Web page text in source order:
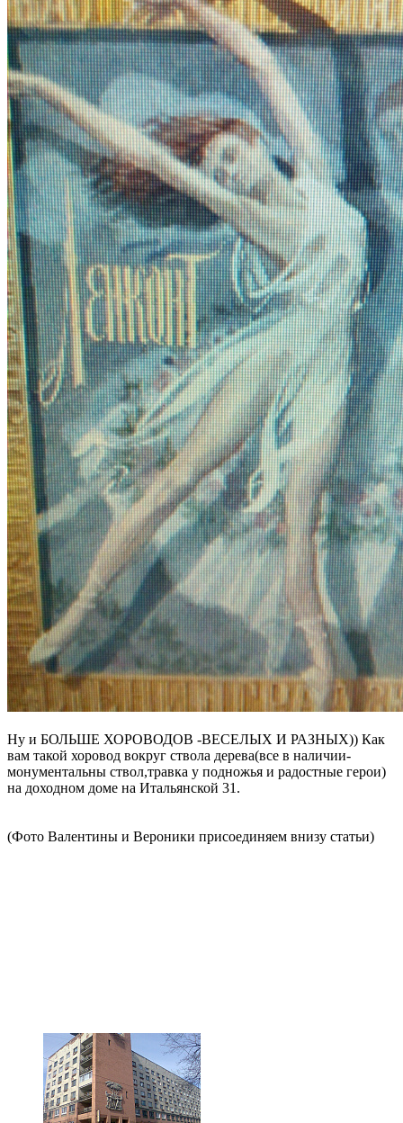
Ну и БОЛЬШЕ ХОРОВОДОВ -ВЕСЕЛЫХ И РАЗНЫХ)) Как
вам такой хоровод вокруг ствола дерева(все в наличии-
монументальны ствол,травка у подножья и радостные герои)
на доходном доме на Итальянской 31.
(Фото Валентины и Вероники присоединяем внизу статьи)